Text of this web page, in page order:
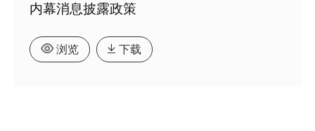
内幕消息披露政策
浏览 下载